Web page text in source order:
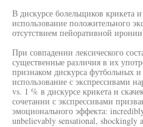
В дискурсе болельщиков крикета
использование положительного
отсутствием пейоративной
При совпадении лексического
существенные различия в их
признаком дискурса футбольных
использование с экспрессивами
vs. 1 % в дискурсе крикета и
сочетании с экспрессивами
эмоционального эффекта:
unbelievably sensational,